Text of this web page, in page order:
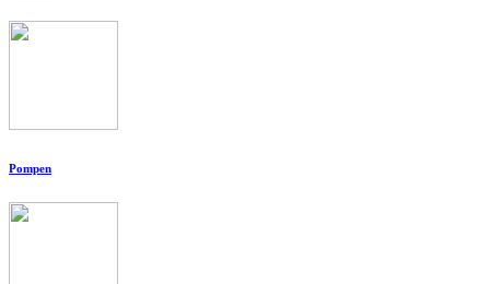
Pompen